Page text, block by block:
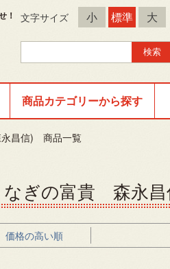
！ 文字サイズ 小 標準 大
商品カテゴリーから探す
昌信) 商品一覧
ぎの富貴 森永昌
価格の高い順